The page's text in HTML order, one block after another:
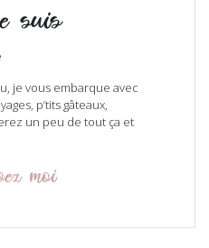
suis
je vous embarque avec
p’tits gâteaux,
un peu de tout ça et
moi